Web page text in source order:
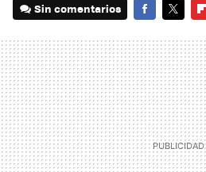
Sin comentarios